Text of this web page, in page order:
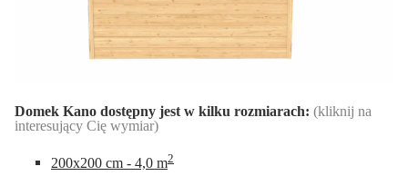
Domek Kano dostępny jest w kilku rozmiarach: (kliknij na
interesujący Cię wymiar)
200x200 cm - 4,0 m2